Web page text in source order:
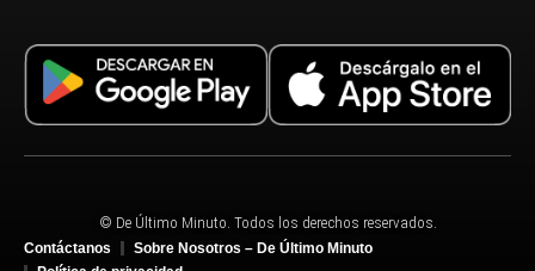
© De Último Minuto. Todos los derechos reservados.
Contáctanos
Sobre Nosotros – De Último Minuto